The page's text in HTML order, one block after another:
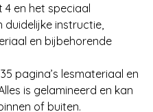
4 en het speciaal
duidelijke instructie,
en bijbehorende
pagina’s lesmateriaal en
is gelamineerd en kan
of buiten.